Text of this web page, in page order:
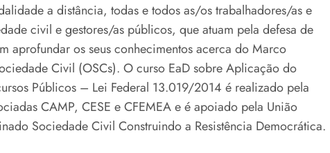
a distância, todas e todos as/os trabalhadores/as e
civil e gestores/as públicos, que atuam pela defesa de
aprofundar os seus conhecimentos acerca do Marco
Civil (OSCs). O curso EaD sobre Aplicação do
Públicos – Lei Federal 13.019/2014 é realizado pela
CAMP, CESE e CFEMEA e é apoiado pela União
Sociedade Civil Construindo a Resistência Democrática.